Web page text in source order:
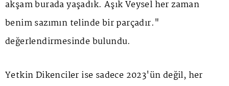
akşam burada yaşadık. Aşık Veysel her zaman
benim sazımın telinde bir parçadır."
değerlendirmesinde bulundu.
Yetkin Dikenciler ise sadece 2023'ün değil, her